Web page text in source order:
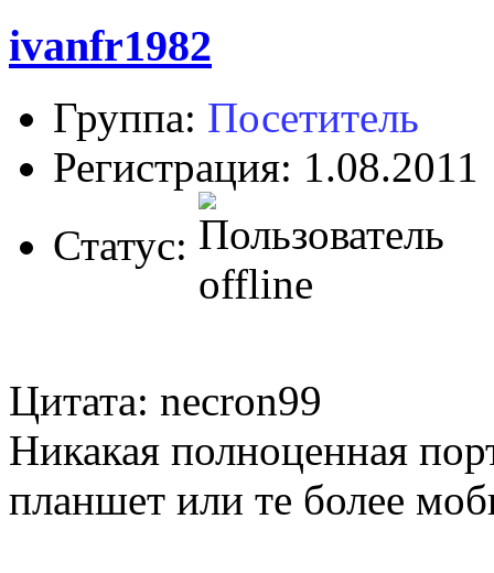
ivanfr1982
Группа: Посетитель
Регистрация: 1.08.2011
Статус:
Цитата: necron99
Никакая полноценная
планшет или те более